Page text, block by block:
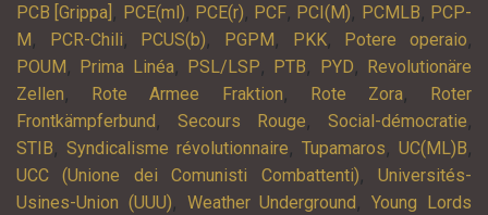
PCB [Grippa] , PCE(ml), PCE(r), PCF, PCI(M), PCMLB, PCP-
M , PCR-Chili, PCUS(b), PGPM , PKK, Potere operaio,
POUM , Prima Linéa, PSL/LSP, PTB, PYD,
Revolutionäre
Zellen, Rote Armee Fraktion, Rote Zora,
Roter
Frontkämpferbund , Secours Rouge, Social-démocratie,
STIB, Syndicalisme révolutionnaire, Tupamaros, UC(ML)B,
UCC (Unione dei Comunisti Combattenti),Universités-
Usines-Union (UUU), Weather Underground ,Young Lords